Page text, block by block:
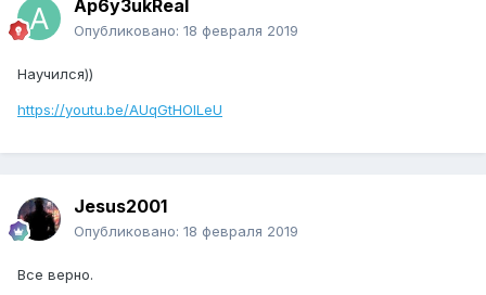
Ap6y3ukReal
Опубликовано: 18 февраля 2019
Научился))
https://youtu.be/AUqGtHOILeU
Jesus2001
Опубликовано: 18 февраля 2019
Все верно.